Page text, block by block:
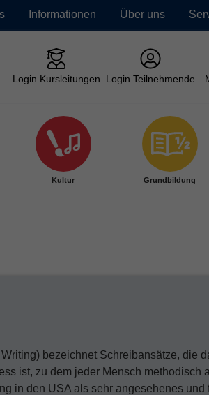
Informationen Über uns
Login Kursleitungen Login Teilnehmende
Kultur Grundbildung
bezeichnet Schreibansätze, die
ist, zu dem jeder Mensch methodisch
in den USA als sehr angesehenes und